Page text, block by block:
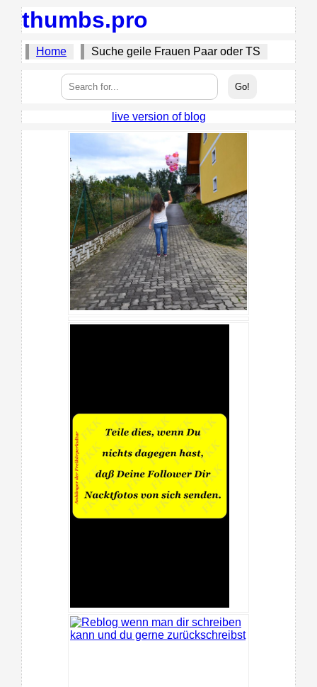
thumbs.pro
Home Suche geile Frauen Paar oder TS
live version of blog